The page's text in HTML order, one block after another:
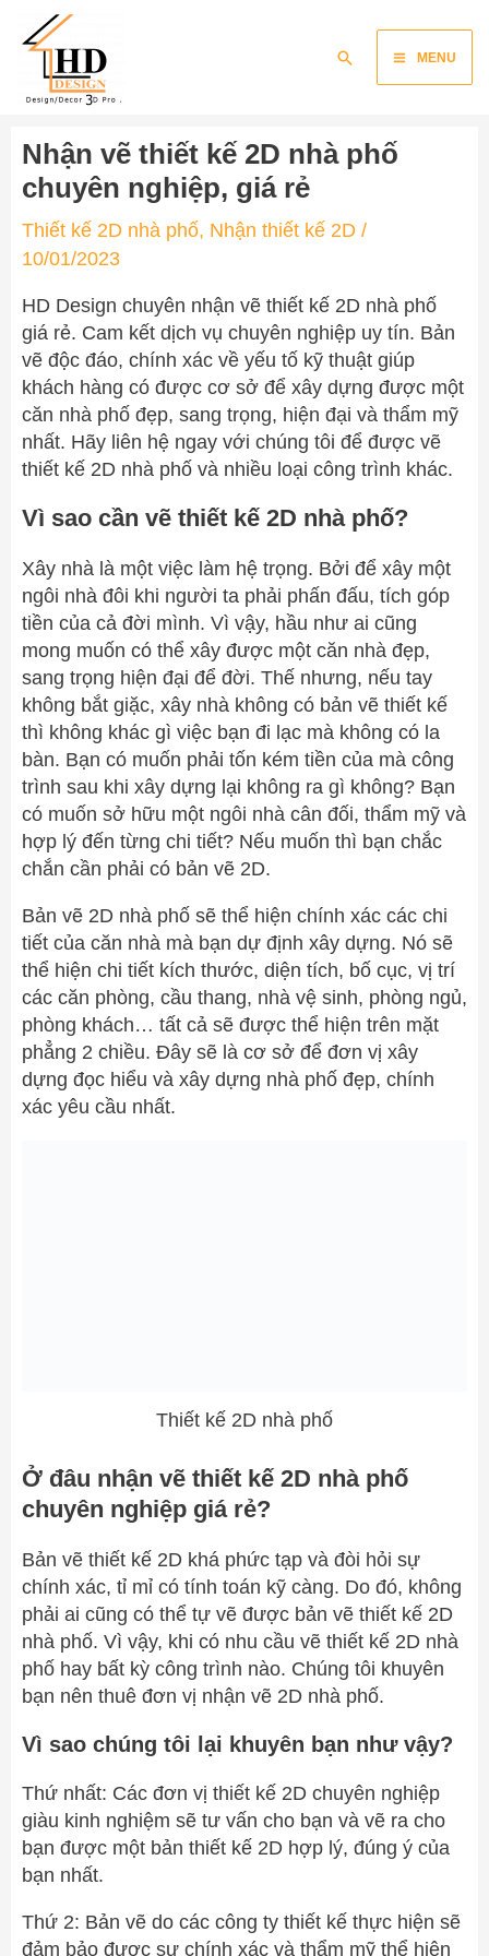
content
Search
Main
Menu
MENU
Nhận vẽ thiết kế 2D nhà phố
chuyên nghiệp, giá rẻ
Thiết kế 2D nhà phố, Nhận thiết kế 2D/
10/01/2023
HD Design chuyên nhận vẽ thiết kế 2D nhà phố
giá rẻ. Cam kết dịch vụ chuyên nghiệp uy tín. Bản
vẽ độc đáo, chính xác về yếu tố kỹ thuật giúp
khách hàng có được cơ sở để xây dựng được một
căn nhà phố đẹp, sang trọng, hiện đại và thẩm mỹ
nhất. Hãy liên hệ ngay với chúng tôi để được vẽ
thiết kế 2D nhà phố và nhiều loại công trình khác.
Vì sao cần vẽ thiết kế 2D nhà phố?
Xây nhà là một việc làm hệ trọng. Bởi để xây một
ngôi nhà đôi khi người ta phải phấn đấu, tích góp
tiền của cả đời mình. Vì vậy, hầu như ai cũng
mong muốn có thể xây được một căn nhà đẹp,
sang trọng hiện đại để đời. Thế nhưng, nếu tay
không bắt giặc, xây nhà không có bản vẽ thiết kế
thì không khác gì việc bạn đi lạc mà không có la
bàn. Bạn có muốn phải tốn kém tiền của mà công
trình sau khi xây dựng lại không ra gì không? Bạn
có muốn sở hữu một ngôi nhà cân đối, thẩm mỹ và
hợp lý đến từng chi tiết? Nếu muốn thì bạn chắc
chắn cần phải có bản vẽ 2D.
Bản vẽ 2D nhà phố sẽ thể hiện chính xác các chi
tiết của căn nhà mà bạn dự định xây dựng. Nó sẽ
thể hiện chi tiết kích thước, diện tích, bố cục, vị trí
các căn phòng, cầu thang, nhà vệ sinh, phòng ngủ,
phòng khách… tất cả sẽ được thể hiện trên mặt
phẳng 2 chiều. Đây sẽ là cơ sở để đơn vị xây
dựng đọc hiểu và xây dựng nhà phố đẹp, chính
xác yêu cầu nhất.
Thiết kế 2D nhà phố
Ở đâu nhận vẽ thiết kế 2D nhà phố
chuyên nghiệp giá rẻ?
Bản vẽ thiết kế 2D khá phức tạp và đòi hỏi sự
chính xác, tỉ mỉ có tính toán kỹ càng. Do đó, không
phải ai cũng có thể tự vẽ được bản vẽ thiết kế 2D
nhà phố. Vì vậy, khi có nhu cầu vẽ thiết kế 2D nhà
phố hay bất kỳ công trình nào. Chúng tôi khuyên
bạn nên thuê đơn vị nhận vẽ 2D nhà phố.
Vì sao chúng tôi lại khuyên bạn như vậy?
Thứ nhất: Các đơn vị thiết kế 2D chuyên nghiệp
giàu kinh nghiệm sẽ tư vấn cho bạn và vẽ ra cho
bạn được một bản thiết kế 2D hợp lý, đúng ý của
bạn nhất.
Thứ 2: Bản vẽ do các công ty thiết kế thực hiện sẽ
đảm bảo được sự chính xác và thẩm mỹ thể hiện